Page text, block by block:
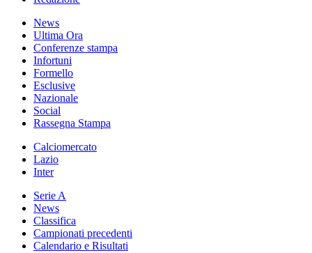
News
Ultima Ora
Conferenze stampa
Infortuni
Formello
Esclusive
Nazionale
Social
Rassegna Stampa
Calciomercato
Lazio
Inter
Serie A
News
Classifica
Campionati precedenti
Calendario e Risultati